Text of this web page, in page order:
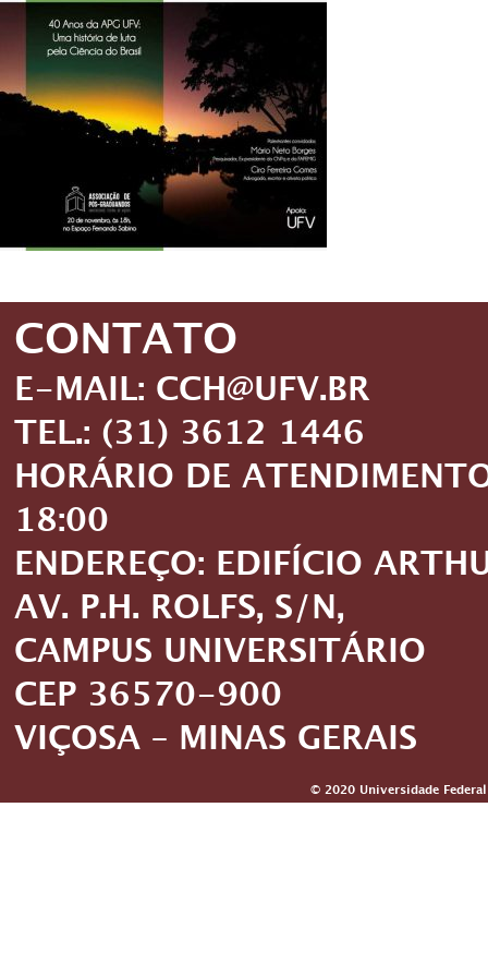
CONTATO
E-MAIL: CCH@UFV.BR
TEL.: (31) 3612 1446
HORÁRIO DE
18:00
ENDEREÇO: EDIFÍCIO
AV. P.H. ROLFS, S/N,
CAMPUS UNIVERSITÁRIO
CEP 36570-900
VIÇOSA – MINAS GERAIS
© 2020 Universidade